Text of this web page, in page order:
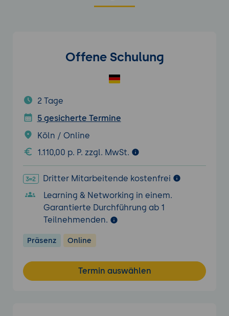
Offene Schulung
2 Tage
5 gesicherte Termine
Köln / Online
1.110,00 p. P. zzgl. MwSt.
Dritter Mitarbeitende kostenfrei
Learning & Networking in einem.
Garantierte Durchführung ab 1
Teilnehmenden.
Präsenz Online
Termin auswählen